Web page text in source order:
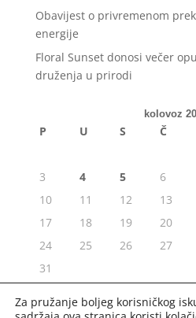
Obavijest o privremenom
energije
Floral Sunset donosi večer
druženja u prirodi
kolovoz
P U S Č
3
4 5 6
10
11 12 13
17
18 19 20
24
25 26 27
31
« srp
Za pružanje boljeg korisničkog